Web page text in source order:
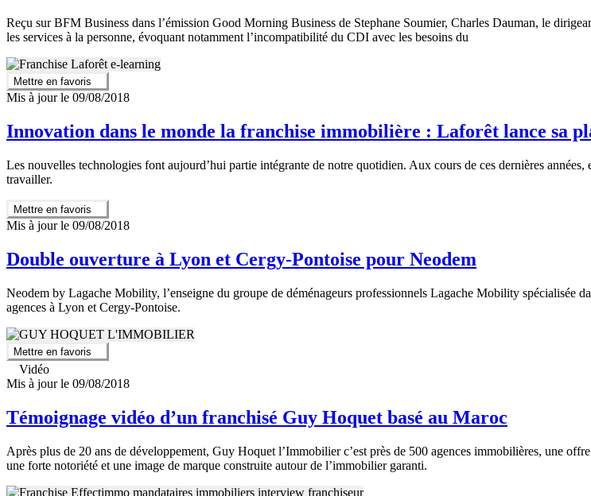
Reçu sur BFM Business dans l’émission Good Morning Business de Stephane Soumier, Charles Dauman, le
les services à la personne, évoquant notamment l’incompatibilité du CDI avec les besoins du
Mettre en favoris
Mis à jour le 09/08/2018
Innovation dans le monde la franchise immobilière : Laforêt lance sa
Les nouvelles technologies font aujourd’hui partie intégrante de notre quotidien. Aux cours de ces dernières
travailler.
Mettre en favoris
Mis à jour le 09/08/2018
Double ouverture à Lyon et Cergy-Pontoise pour Neodem
Neodem by Lagache Mobility, l’enseigne du groupe de déménageurs professionnels Lagache Mobility spécialisée
agences à Lyon et Cergy-Pontoise.
Mettre en favoris
Vidéo
Mis à jour le 09/08/2018
Témoignage vidéo d’un franchisé Guy Hoquet basé au Maroc
Après plus de 20 ans de développement, Guy Hoquet l’Immobilier c’est près de 500 agences immobilières, une
une forte notoriété et une image de marque construite autour de l’immobilier garanti.